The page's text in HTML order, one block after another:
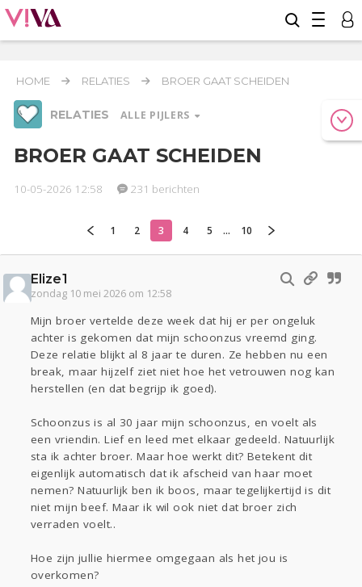
HOME RELATIES BROER GAAT SCHEIDEN
RELATIES ALLE PIJLERS
Werk & Studie Geld & Recht
Seks Gezondheid
Coronavirus
Overig
Actueel Oekraïne
Zwanger
Psyche Thuis
Klussen
Sport
Contact Viva zoekt
Aangeboden
Gevraagd
Horen Doen
Zien
Lezen
BROER GAAT SCHEIDEN
10-05-2026 12:58 231 berichten
1 2 3 4 5 ... 10
Elize1
zondag 10 mei 2026 om 12:58
Mijn broer vertelde deze week dat hij er per ongeluk
achter is gekomen dat mijn schoonzus vreemd ging.
Deze relatie blijkt al 8 jaar te duren. Ze hebben nu een
break, maar hijzelf ziet niet hoe het vetrouwen nog kan
herstellen (en dat begrijp ik goed).
Schoonzus is al 30 jaar mijn schoonzus, en voelt als
een vriendin. Lief en leed met elkaar gedeeld. Natuurlijk
sta ik achter broer. Maar hoe werkt dit? Betekent dit
eigenlijk automatisch dat ik afscheid van haar moet
nemen? Natuurlijk ben ik boos, maar tegelijkertijd is dit
niet mijn beef. Maar ik wil ook niet dat broer zich
verraden voelt..
Hoe zijn jullie hiermee omgegaan als het jou is
overkomen?